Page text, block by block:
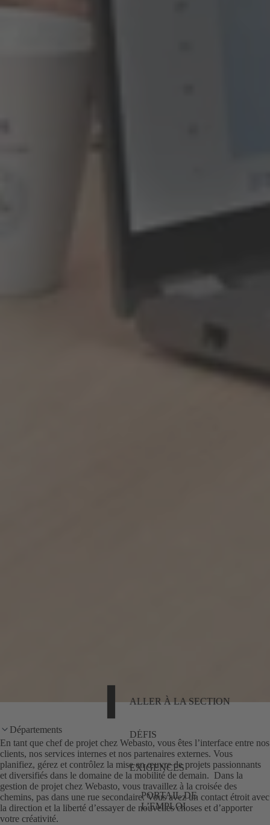
ALLER À LA SECTION
DÉFIS
EXIGENCES
PORTAIL DE
L’EMPLOI
Départements
En tant que chef de projet chez Webasto, vous êtes l’interface entre nos
clients, nos services internes et nos partenaires externes. Vous
planifiez, gérez et contrôlez la mise en œuvre de projets passionnants
et diversifiés dans le domaine de la mobilité de demain. Dans la
gestion de projet chez Webasto, vous travaillez à la croisée des
chemins, pas dans une rue secondaire. Vous avez un contact étroit avec
la direction et la liberté d’essayer de nouvelles choses et d’apporter
votre créativité.